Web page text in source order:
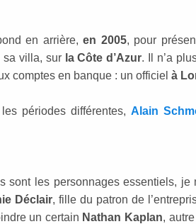
en arrière,en 2005, pour
sa villa, sur la Côte d’Azur. Il n’a
comptes en banque : un officiel à
périodes différentes, Alain
sont les personnages essentiels,
Déclair, fille du patron de
un certain Nathan Kaplan,